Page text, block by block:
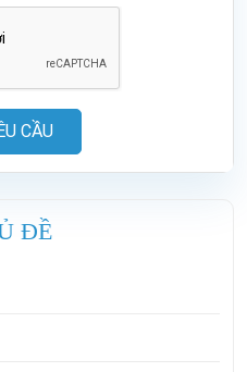
CẦU
ĐỀ